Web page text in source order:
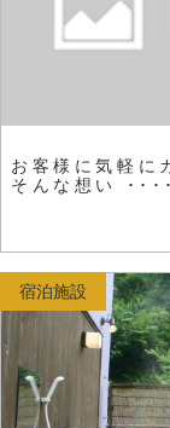
お客様に気軽に
そんな想い ････
宿泊施設